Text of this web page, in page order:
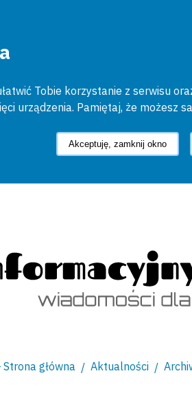
Tobie korzystanie z serwisu
urządzenia. Pamiętaj, że możesz
Akceptuję, zamknij okno
Strona główna Aktualności